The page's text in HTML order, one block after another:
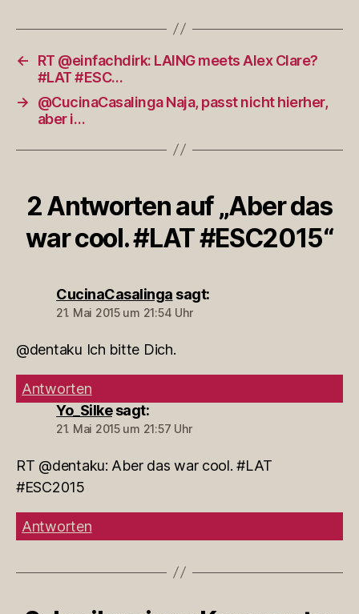
←
RT @einfachdirk: LAING meets Alex Clare?
#LAT #ESC…
→
@CucinaCasalinga Naja, passt nicht hierher,
aber i…
2 Antworten auf „Aber das
war cool. #LAT #ESC2015“
CucinaCasalinga sagt:
21. Mai 2015 um 21:54 Uhr
@dentaku Ich bitte Dich.
Antworten
Yo_Silke sagt:
21. Mai 2015 um 21:57 Uhr
RT @dentaku: Aber das war cool. #LAT
#ESC2015
Antworten